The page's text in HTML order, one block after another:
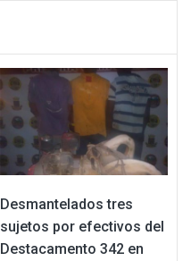
Desmantelados tres
sujetos por efectivos del
Destacamento 342 en